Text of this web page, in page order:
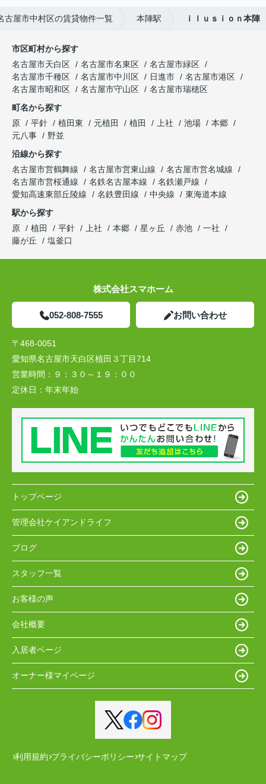
古屋市中村区の賃貸物件一覧 本陣駅 ｉｌｕｓｉｏｎ本陣
市区町村から探す
名古屋市天白区
名古屋市名東区
名古屋市緑区
名古屋市千種区
名古屋市中川区 日進市
名古屋市港区
名古屋市昭和区
名古屋市守山区
名古屋市瑞穂区
町名から探す
原
平針 植田東 元植田 植田 上社 池場
本郷
元八事
野並
沿線から探す
名古屋市営鶴舞線
名古屋市営東山線
名古屋市営名城線
名古屋市営桜通線
名鉄名古屋本線
名鉄瀬戸線
愛知高速東部丘陵線
名鉄豊田線 中央線
東海道本線
駅から探す
原
植田 平針 上社 本郷 星ヶ丘 赤池
一社
藤が丘
塩釜口
株式会社スマホーム
052-808-7555 お問い合わせ
〒468-0051
愛知県名古屋市天白区植田３丁目714
営業時間： ９：３０～１９：００
定休日： 年末年始
トップページ
管理会社ケイアンドライフ
ブログ
スタッフ一覧
お客様の声
会社概要
入居者ページ
オーナー様マイページ
利用規約 プライバシーポリシー サイトマップ